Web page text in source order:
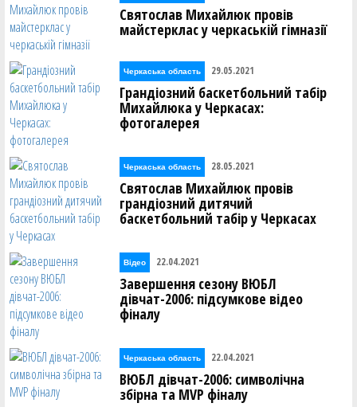
Святослав Михайлюк провів
майстерклас у черкаській гімназії
Черкаська область 29.05.2021
Грандіозний баскетбольний табір
Михайлюка у Черкасах:
фотогалерея
Черкаська область 28.05.2021
Святослав Михайлюк провів
грандіозний дитячий
баскетбольний табір у Черкасах
Відео 22.04.2021
Завершення сезону ВЮБЛ
дівчат-2006: підсумкове відео
фіналу
Черкаська область 22.04.2021
ВЮБЛ дівчат-2006: символічна
збірна та MVP фіналу